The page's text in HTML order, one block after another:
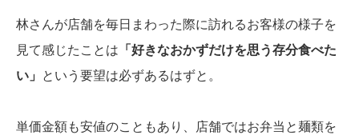
林さんが店舗を毎日まわった際に訪れるお客様の様子を
見て感じたことは 「好きなおかずだけを思う存分食べた
い」
という要望は必ずあるはずと。
単価金額も安値のこともあり、店舗ではお弁当と麺類を